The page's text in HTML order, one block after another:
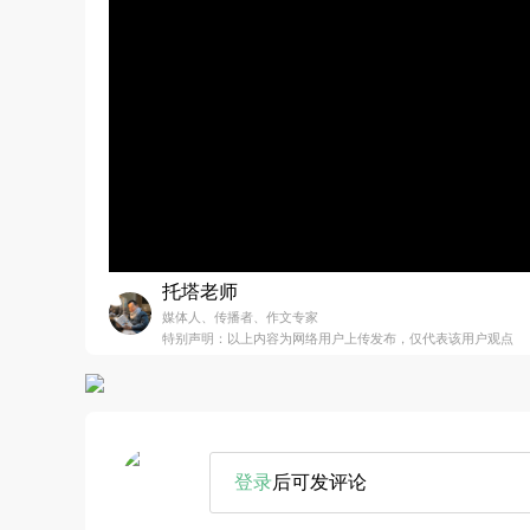
托塔老师
媒体人、传播者、作文专家
特别声明：以上内容为网络用户上传发布，仅代表该用户观点
登录后可发评论